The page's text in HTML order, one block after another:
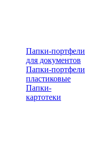
Папки-портфели
для документов
Папки-портфели
пластиковые
Папки-
картотеки